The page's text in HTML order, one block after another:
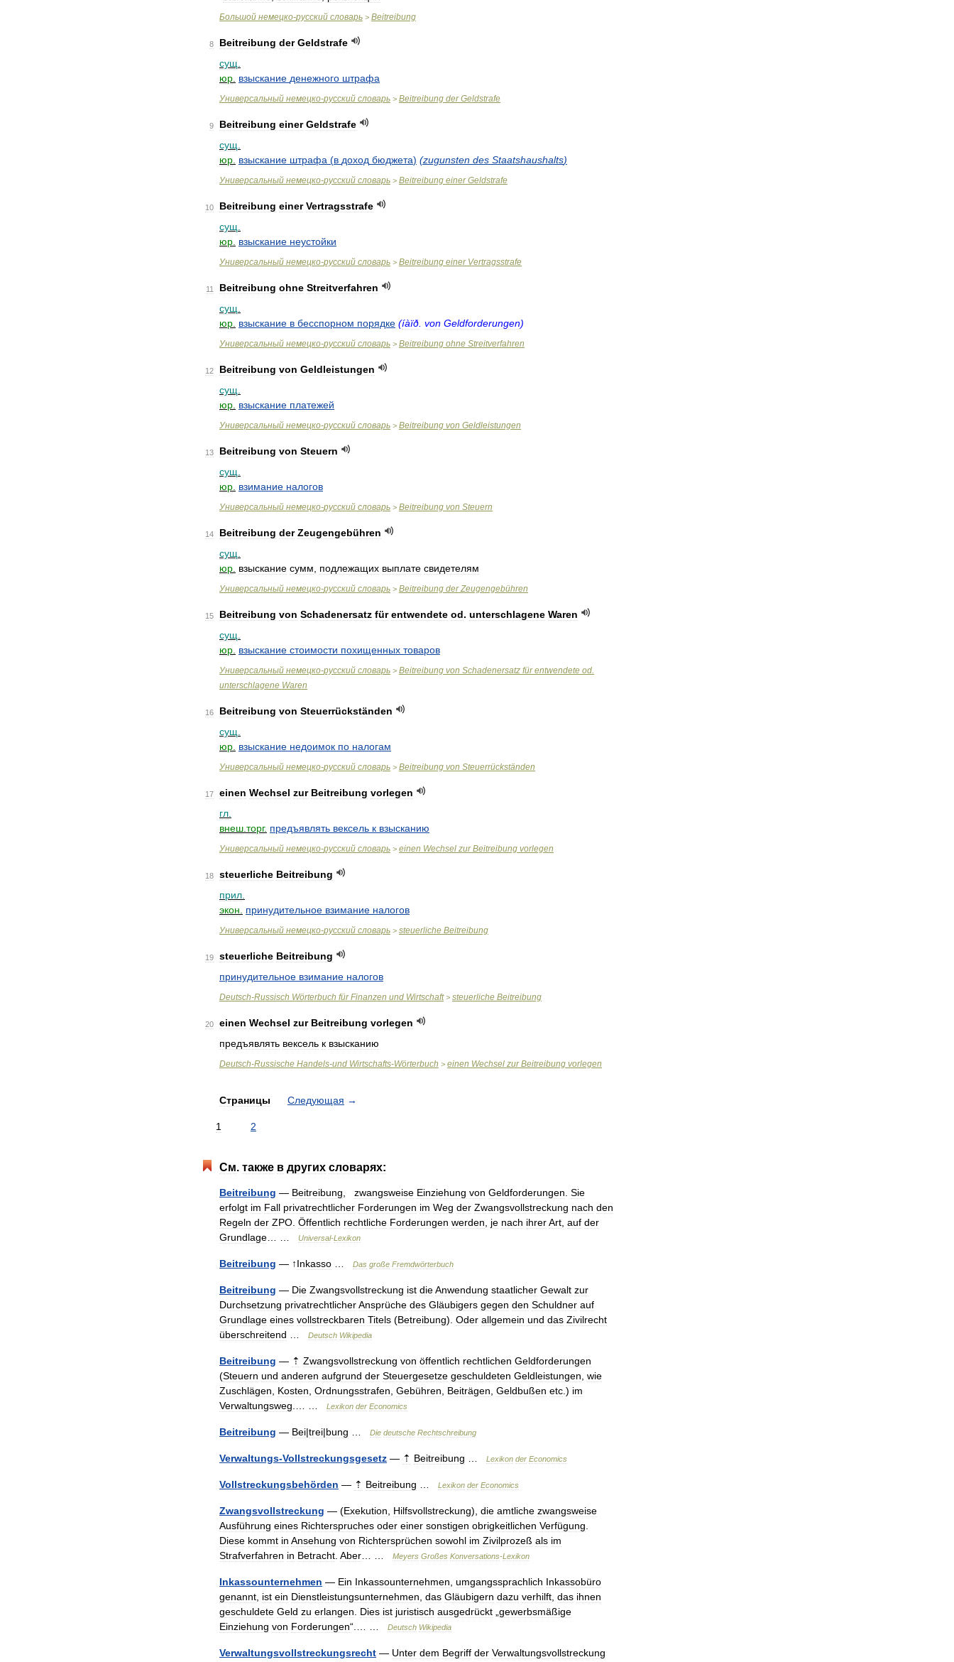
Большой немецко-русский словарь > Beitreibung
8 Beitreibung der Geldstrafe
сущ
юр взыскание денежного штрафа
Универсальный немецко-русский словарь > Beitreibung der Geldstrafe
9 Beitreibung einer Geldstrafe
сущ
юр взыскание штрафа (в доход бюджета) (zugunsten des Staatshaushalts)
Универсальный немецко-русский словарь > Beitreibung einer Geldstrafe
10 Beitreibung einer Vertragsstrafe
сущ
юр взыскание неустойки
Универсальный немецко-русский словарь > Beitreibung einer Vertragsstrafe
11 Beitreibung ohne Streitverfahren
сущ
юр взыскание в бесспорном порядке (íàïð von Geldforderungen)
Универсальный немецко-русский словарь > Beitreibung ohne Streitverfahren
12 Beitreibung von Geldleistungen
сущ
юр взыскание платежей
Универсальный немецко-русский словарь > Beitreibung von Geldleistungen
13 Beitreibung von Steuern
сущ
юр взимание налогов
Универсальный немецко-русский словарь > Beitreibung von Steuern
14 Beitreibung der Zeugengebühren
сущ
юр взыскание сумм подлежащих выплате свидетелям
Универсальный немецко-русский словарь > Beitreibung der Zeugengebühren
15 Beitreibung von Schadenersatz für entwendete od. unterschlagene Waren
сущ
юр взыскание стоимости похищенных товаров
Универсальный немецко-русский словарь > Beitreibung von Schadenersatz für entwendete od.
unterschlagene Waren
16 Beitreibung von Steuerrückständen
сущ
юр взыскание недоимок по налогам
Универсальный немецко-русский словарь > Beitreibung von Steuerrückständen
17 einen Wechsel zur Beitreibung vorlegen
гл
внеш торг. предъявлять вексель к взысканию
Универсальный немецко-русский словарь > einen Wechsel zur Beitreibung vorlegen
18 steuerliche Beitreibung
прил
экон
принудительное взимание налогов
Универсальный немецко-русский словарь > steuerliche Beitreibung
19 steuerliche Beitreibung
принудительное взимание налогов
Deutsch-Russisch Wörterbuch für Finanzen und Wirtschaft> steuerliche Beitreibung
20 einen Wechsel zur Beitreibung vorlegen
предъявлять вексель к взысканию
Deutsch-Russische Handels-und Wirtschafts-Wörterbuch > einen Wechsel zur Beitreibung vorlegen
Страницы Следующая →
1 2
См. также в других словарях:
Beitreibung — Beitreibung zwangsweise Einziehung von Geldforderungen Sie
erfolgt im Fall privatrechtlicher Forderungen im Weg der Zwangsvollstreckung nach den
Regeln der ZPO Öffentlich rechtliche Forderungen werden je nach ihrerArt auf der
Grundlage
Universal-Lexikon
Beitreibung — ↑Inkasso Das große Fremdwörterbuch
Beitreibung — Die Zwangsvollstreckung ist dieAnwendung staatlicher Gewalt zur
Durchsetzung privatrechtlicherAnsprüche des Gläubigers gegen den Schuldner auf
Grundlage eines vollstreckbaren Titels (Betreibung). Oder allgemein und das Zivilrecht
überschreitend
Deutsch Wikipedia
Beitreibung — ⇡ Zwangsvollstreckung von öffentlich rechtlichen Geldforderungen
(Steuern und anderen aufgrund der Steuergesetze geschuldeten Geldleistungen wie
Zuschlägen
Kosten Ordnungsstrafen Gebühren Beiträgen Geldbußen etc .) im
Verwaltungsweg
Lexikon der Economics
Beitreibung — Bei|trei|bung Die deutsche Rechtschreibung
Verwaltungs-Vollstreckungsgesetz — ⇡ Beitreibung Lexikon der Economics
Vollstreckungsbehörden — ⇡ Beitreibung Lexikon der Economics
Zwangsvollstreckung — (Exekution Hilfsvollstreckung), die amtliche zwangsweise
Ausführung eines Richterspruches oder einer sonstigen obrigkeitlichen Verfügung
Diese kommt in Ansehung von Richtersprüchen sowohl im Zivilprozeß als im
Strafverfahren in Betracht Aber Meyers Großes Konversations-Lexikon
Inkassounternehmen — Ein Inkassounternehmen umgangssprachlich Inkassobüro
genannt ist ein Dienstleistungsunternehmen das Gläubigern dazu verhilft das ihnen
geschuldete Geld zu erlangen Dies ist juristisch ausgedrückt gewerbsmäßige
Einziehung von Forderungen“.… … Deutsch Wikipedia
Verwaltungsvollstreckungsrecht — Unter dem Begriff der Verwaltungsvollstreckung